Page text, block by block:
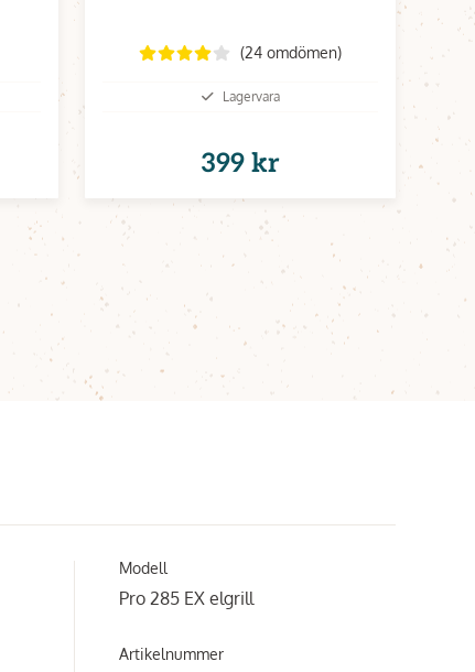
(24 omdömen)
Lagervara
399 kr
Modell
Pro 285 EX elgrill
Artikelnummer